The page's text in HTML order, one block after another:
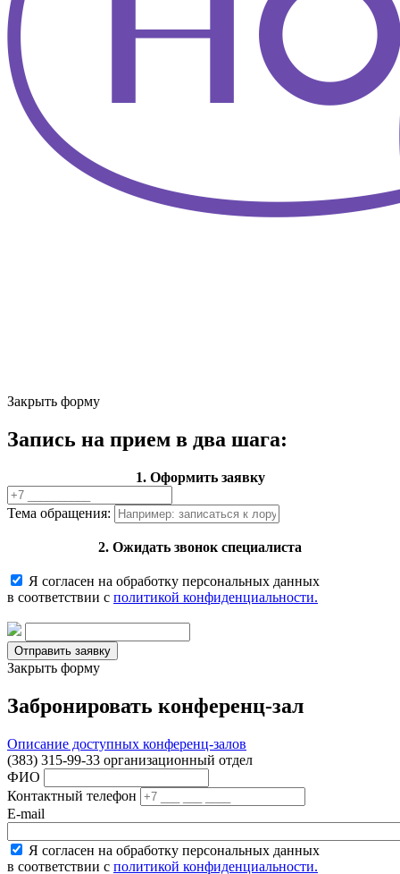
Закрыть форму
Запись на прием в два шага:
1. Оформить заявку
Тема обращения:
2. Ожидать звонок специалиста
Я согласен на обработку персональных данных
в соответствии с политикой конфиденциальности.
Закрыть форму
Забронировать конференц-зал
Описание доступных конференц-залов
(383) 315-99-33 организационный отдел
ФИО
Контактный телефон
E-mail
Я согласен на обработку персональных данных
в соответствии с политикой конфиденциальности.